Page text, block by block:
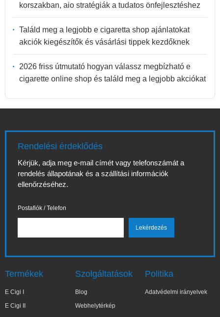
korszakban, aio stratégiák a tudatos önfejlesztéshez
Találd meg a legjobb e cigaretta shop ajánlatokat
akciók kiegészítők és vásárlási tippek kezdőknek
2026 friss útmutató hogyan válassz megbízható e
cigarette online shop és találd meg a legjobb akciókat
Rendelési érdeklődés
Kérjük, adja meg e-mail címét vagy telefonszámát a
rendelés állapotának és a szállítási információk
ellenőrzéséhez.
Postafiók / Telefon
Termékek
E Cigi I
E Cigi II
Szolgáltatások
Blog
Webhelytérkép
Politika
Adatvédelmi irányelvek